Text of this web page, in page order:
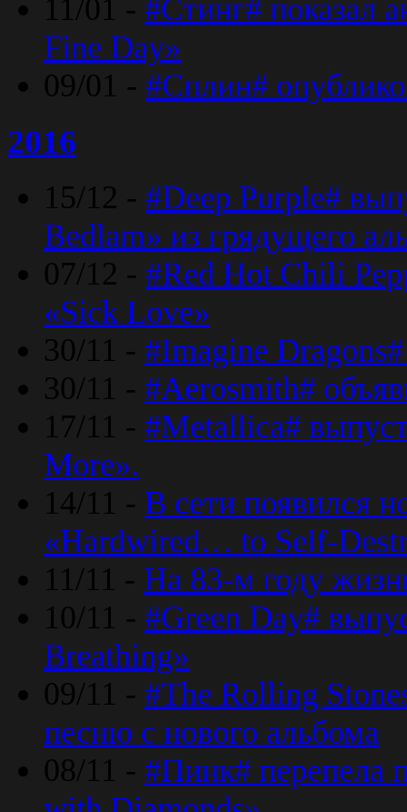
11/01 - #Стинг# показал
Fine Day»
09/01 - #Сплин#
2016
15/12 - #Deep Purple#
Bedlam» из грядущего
07/12 - #Red Hot Chili
«Sick Love»
30/11 - #Imagine
30/11 - #Aerosmith#
17/11 - #Metallica#
More».
14/11 - В сети появился
«Hardwired… to Self-
11/11 - На 83-м году
10/11 - #Green Day#
Breathing»
09/11 - #The Rolling
песню с нового альбома
08/11 - #Пинк# перепела